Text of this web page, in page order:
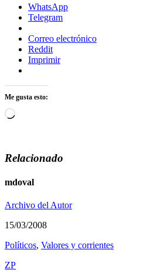
WhatsApp
Telegram
Correo electrónico
Reddit
Imprimir
Me gusta esto:
Cargando...
Relacionado
mdoval
Archivo del Autor
15/03/2008
Polí­ticos, Valores y corrientes
ZP